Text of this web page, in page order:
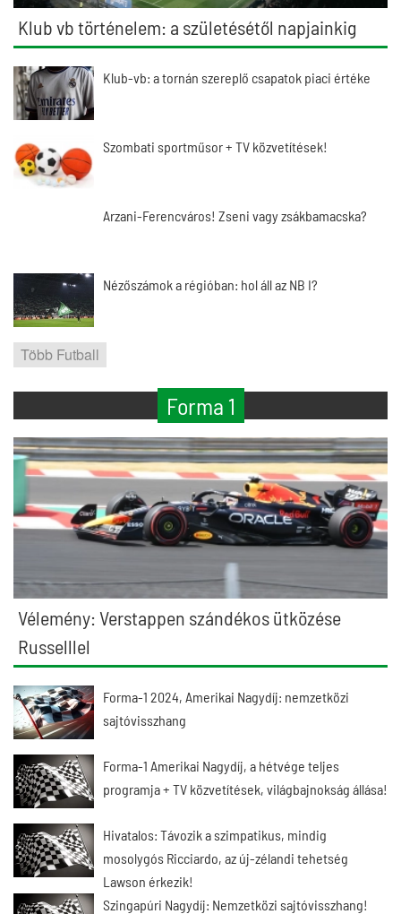
Klub vb történelem: a születésétől napjainkig
Klub-vb: a tornán szereplő csapatok piaci értéke
Szombati sportműsor + TV közvetítések!
Arzani-Ferencváros! Zseni vagy zsákbamacska?
Nézőszámok a régióban: hol áll az NB I?
Több Futball
Forma 1
Vélemény: Verstappen szándékos ütközése
Russelllel
Forma-1 2024, Amerikai Nagydíj: nemzetközi
sajtóvisszhang
Forma-1 Amerikai Nagydíj, a hétvége teljes
programja + TV közvetítések, világbajnokság állása!
Hivatalos: Távozik a szimpatikus, mindig
mosolygós Ricciardo, az új-zélandi tehetség
Lawson érkezik!
Szingapúri Nagydíj: Nemzetközi sajtóvisszhang!